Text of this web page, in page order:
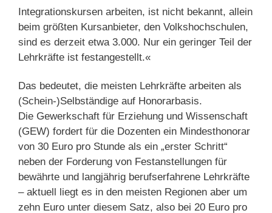
Integrationskursen arbeiten, ist nicht bekannt, allein
beim größten Kursanbieter, den Volkshochschulen,
sind es derzeit etwa 3.000. Nur ein geringer Teil der
Lehrkräfte ist festangestellt.«
Das bedeutet, die meisten Lehrkräfte arbeiten als
(Schein-)Selbständige auf Honorarbasis.
Die Gewerkschaft für Erziehung und Wissenschaft
(GEW) fordert für die Dozenten ein Mindesthonorar
von 30 Euro pro Stunde als ein „erster Schritt“
neben der Forderung von Festanstellungen für
bewährte und langjährig berufserfahrene Lehrkräfte
– aktuell liegt es in den meisten Regionen aber um
zehn Euro unter diesem Satz, also bei 20 Euro pro